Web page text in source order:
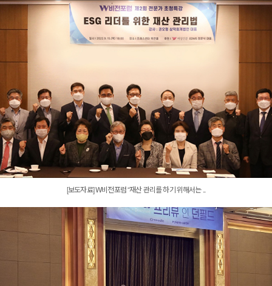
[보도자료] W비전포럼 “재산 관리를 하기 위해서는 ..